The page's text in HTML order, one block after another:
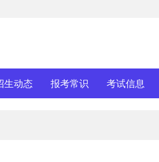
生动态 报考常识 考试信息